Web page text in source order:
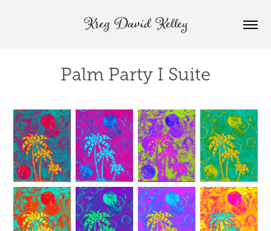
Kreg David Kelley
Palm Party I Suite